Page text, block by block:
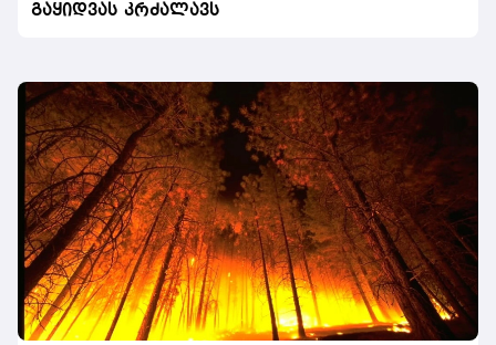
გაყიდვას კრძალავს